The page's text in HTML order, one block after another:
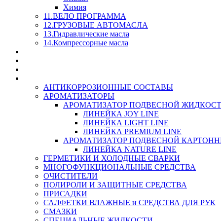
Химия
11.ВЕЛО ПРОГРАММА
12.ГРУЗОВЫЕ АВТОМАСЛА
13.Гидравлические масла
14.Компрессорные масла
АНТИКОРРОЗИОННЫЕ СОСТАВЫ
АРОМАТИЗАТОРЫ
АРОМАТИЗАТОР ПОДВЕСНОЙ
ЛИНЕЙКА JOY LINE
ЛИНЕЙКА LIGHT LINE
ЛИНЕЙКА PREMIUM LINE
АРОМАТИЗАТОР ПОДВЕСНОЙ
ЛИНЕЙКА NATURE LINE
ГЕРМЕТИКИ И ХОЛОДНЫЕ СВАРКИ
МНОГОФУНКЦИОНАЛЬНЫЕ СРЕДСТВА
ОЧИСТИТЕЛИ
ПОЛИРОЛИ И ЗАЩИТНЫЕ СРЕДСТВА
ПРИСАДКИ
САЛФЕТКИ ВЛАЖНЫЕ и СРЕДСТВА ДЛЯ РУК
СМАЗКИ